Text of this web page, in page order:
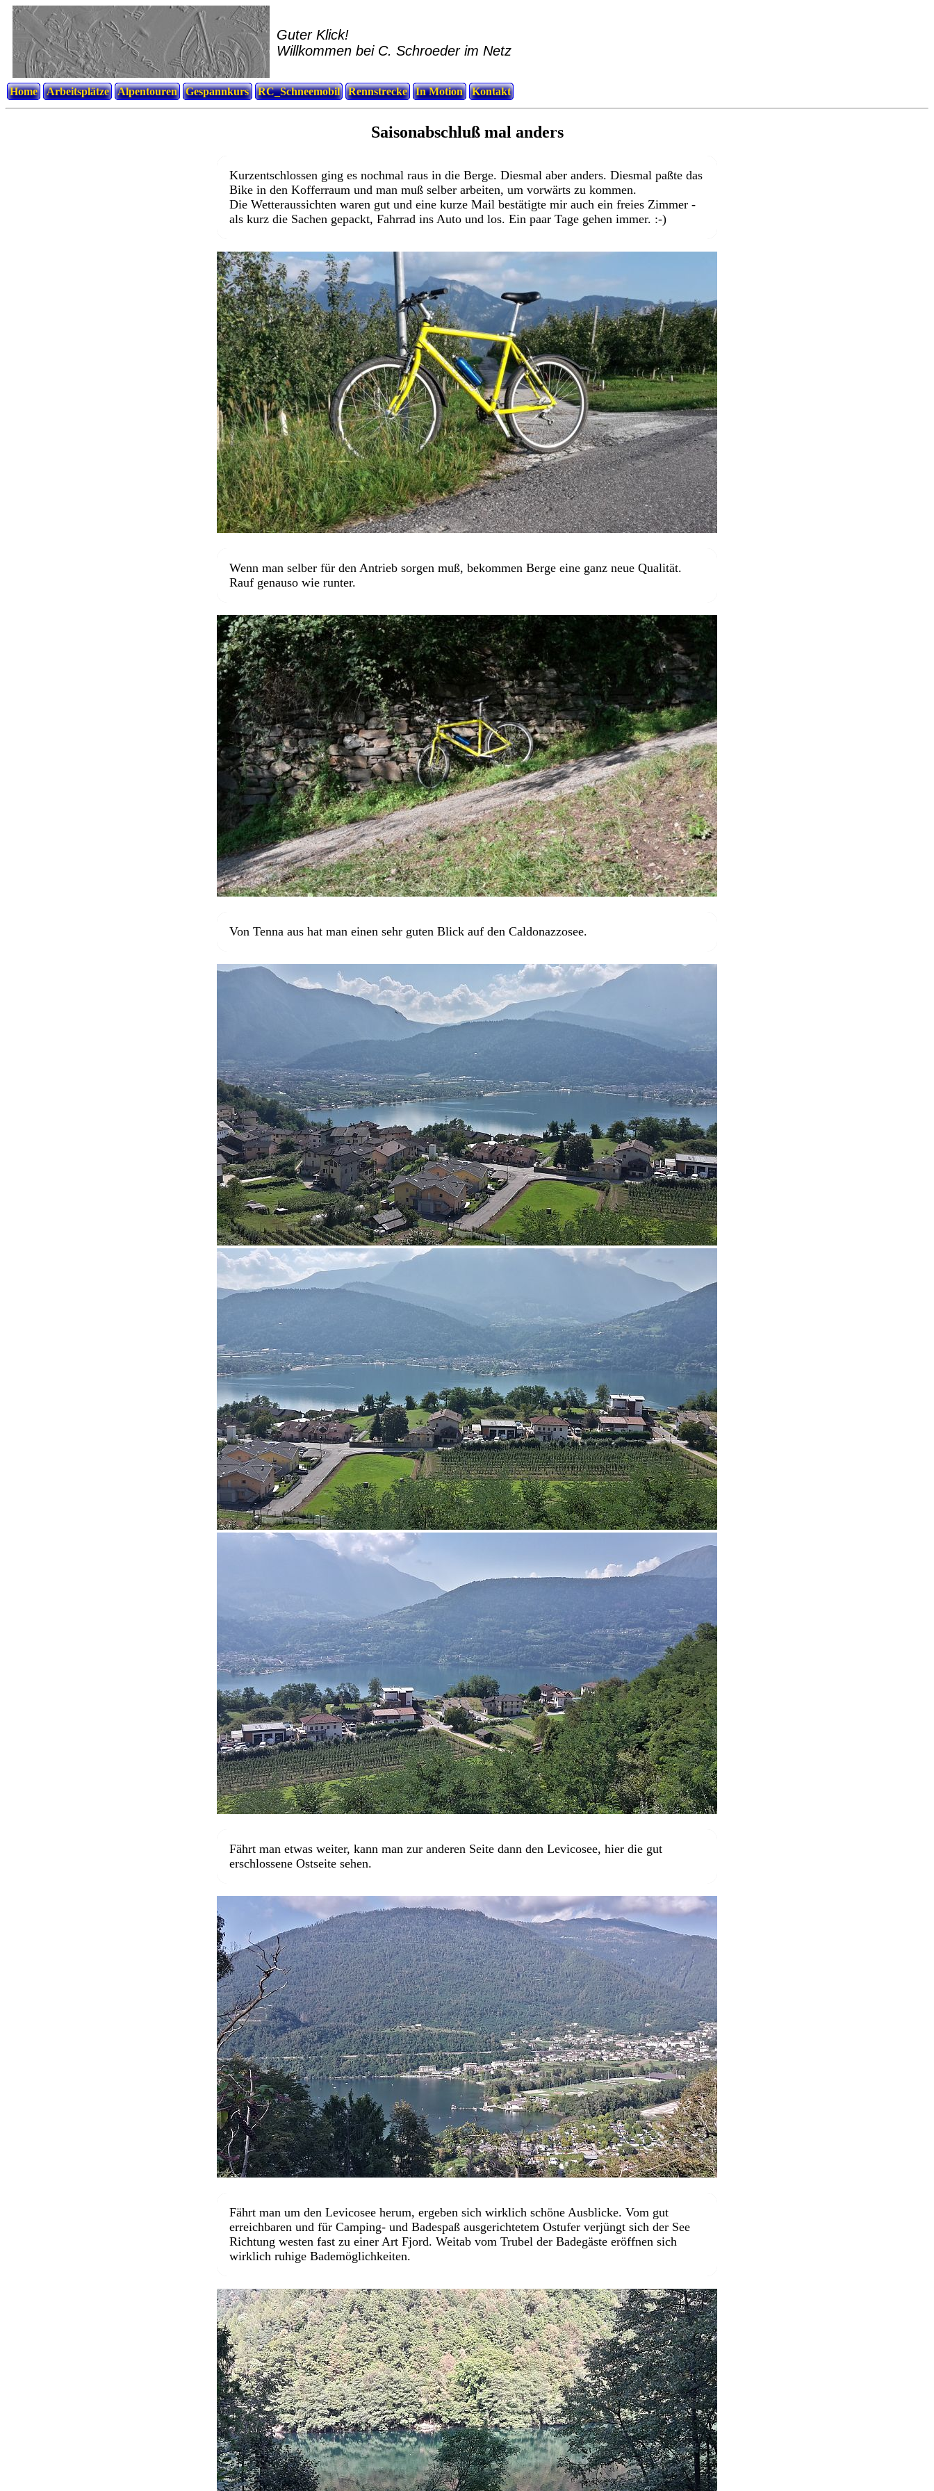
Guter Klick!
Willkommen bei C. Schroeder im Netz
Home Arbeitsplätze Alpentouren Gespannkurs RC_Schneemobil Rennstrecke In Motion Kontakt
Saisonabschluß mal anders
Kurzentschlossen ging es nochmal raus in die Berge. Diesmal aber anders. Diesmal paßte das
Bike in den Kofferraum und man muß selber arbeiten, um vorwärts zu kommen.
Die Wetteraussichten waren gut und eine kurze Mail bestätigte mir auch ein freies Zimmer -
als kurz die Sachen gepackt, Fahrrad ins Auto und los. Ein paar Tage gehen immer. :-)
Wenn man selber für den Antrieb sorgen muß, bekommen Berge eine ganz neue Qualität.
Rauf genauso wie runter.
Von Tenna aus hat man einen sehr guten Blick auf den Caldonazzosee.
Fährt man etwas weiter, kann man zur anderen Seite dann den Levicosee, hier die gut
erschlossene Ostseite sehen.
Fährt man um den Levicosee herum, ergeben sich wirklich schöne Ausblicke. Vom gut
erreichbaren und für Camping- und Badespaß ausgerichtetem Ostufer verjüngt sich der See
Richtung westen fast zu einer Art Fjord. Weitab vom Trubel der Badegäste eröffnen sich
wirklich ruhige Bademöglichkeiten.